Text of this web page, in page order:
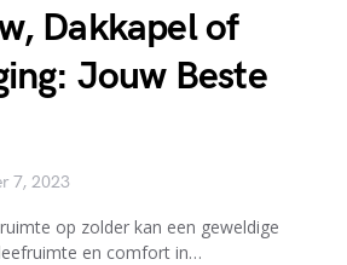
Dakkapel of
Jouw Beste
7, 2023
op zolder kan een geweldige
en comfort in…